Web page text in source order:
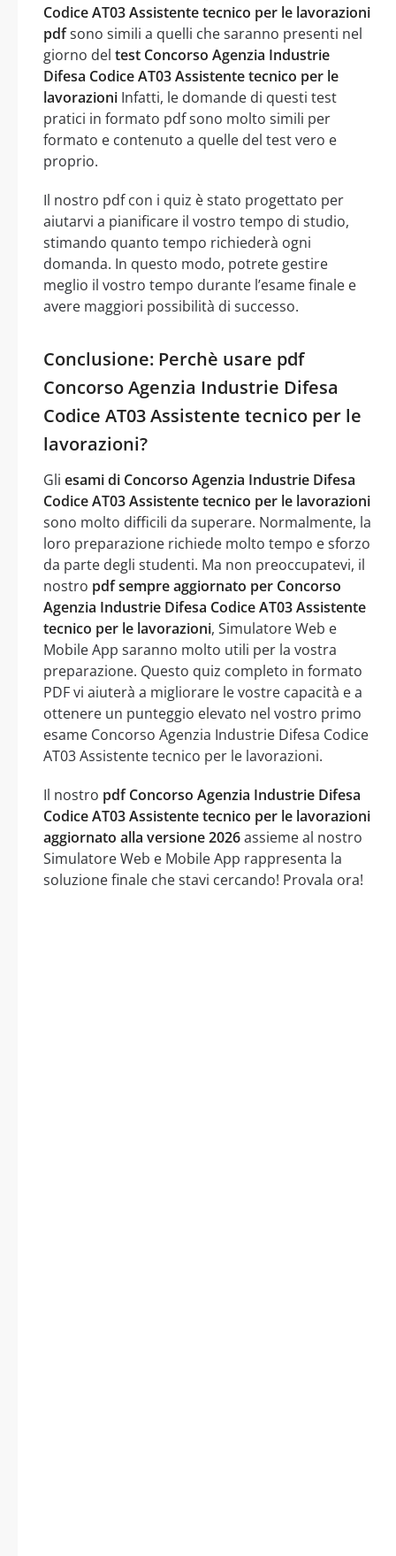
Codice AT03 Assistente tecnico per le lavorazioni
pdfsono simili a quelli che saranno presenti nel
giorno del test Concorso Agenzia Industrie
Difesa Codice AT03 Assistente tecnico per le
lavorazioni Infatti, le domande di questi test
pratici in formato pdf sono molto simili per
formato e contenuto a quelle del test vero e
proprio.
Il nostro pdf con i quiz è stato progettato per
aiutarvi a pianificare il vostro tempo di studio,
stimando quanto tempo richiederà ogni
domanda. In questo modo, potrete gestire
meglio il vostro tempo durante l’esame finale e
avere maggiori possibilità di successo.
Conclusione: Perchè usare pdf
Concorso Agenzia Industrie Difesa
Codice AT03 Assistente tecnico per le
lavorazioni?
Gli esami di Concorso Agenzia Industrie Difesa
Codice AT03 Assistente tecnico per le lavorazioni
sono molto difficili da superare. Normalmente, la
loro preparazione richiede molto tempo e sforzo
da parte degli studenti. Ma non preoccupatevi, il
nostro pdf sempre aggiornato per Concorso
Agenzia Industrie Difesa Codice AT03 Assistente
tecnico per le lavorazioni, Simulatore Web e
Mobile App saranno molto utili per la vostra
preparazione. Questo quiz completo in formato
PDF vi aiuterà a migliorare le vostre capacità e a
ottenere un punteggio elevato nel vostro primo
esame Concorso Agenzia Industrie Difesa Codice
AT03 Assistente tecnico per le lavorazioni.
Il nostro pdf Concorso Agenzia Industrie Difesa
Codice AT03 Assistente tecnico per le lavorazioni
aggiornato alla versione 2026assieme al nostro
Simulatore Web e Mobile App rappresenta la
soluzione finale che stavi cercando! Provala ora!